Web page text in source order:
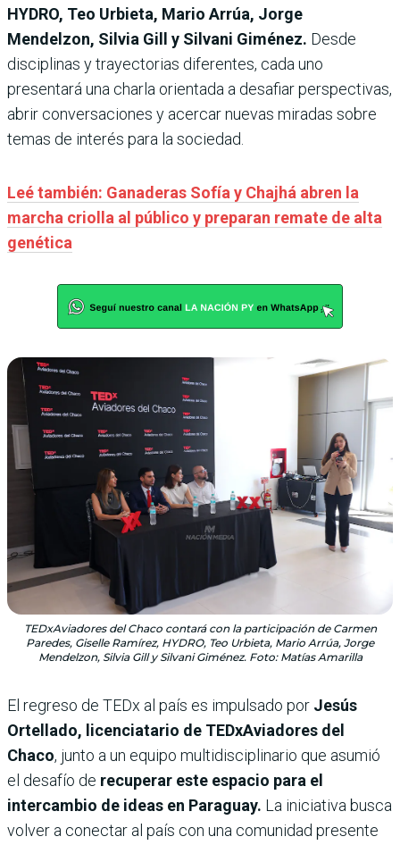
HYDRO, Teo Urbieta, Mario Arrúa, Jorge
Mendelzon, Silvia Gill y Silvani Giménez. Desde
disciplinas y trayectorias diferentes, cada uno
presentará una charla orientada a desafiar perspectivas,
abrir conversaciones y acercar nuevas miradas sobre
temas de interés para la sociedad.
Leé también: Ganaderas Sofía y Chajhá abren la
marcha criolla al público y preparan remate de alta
genética
TEDxAviadores del Chaco contará con la participación de Carmen
Paredes, Giselle Ramírez, HYDRO, Teo Urbieta, Mario Arrúa, Jorge
Mendelzon, Silvia Gill y Silvani Giménez. Foto: Matías Amarilla
El regreso de TEDx al país es impulsado por Jesús
Ortellado, licenciatario de TEDxAviadores del
Chaco, junto a un equipo multidisciplinario que asumió
el desafío de recuperar este espacio para el
intercambio de ideas en Paraguay. La iniciativa busca
volver a conectar al país con una comunidad presente